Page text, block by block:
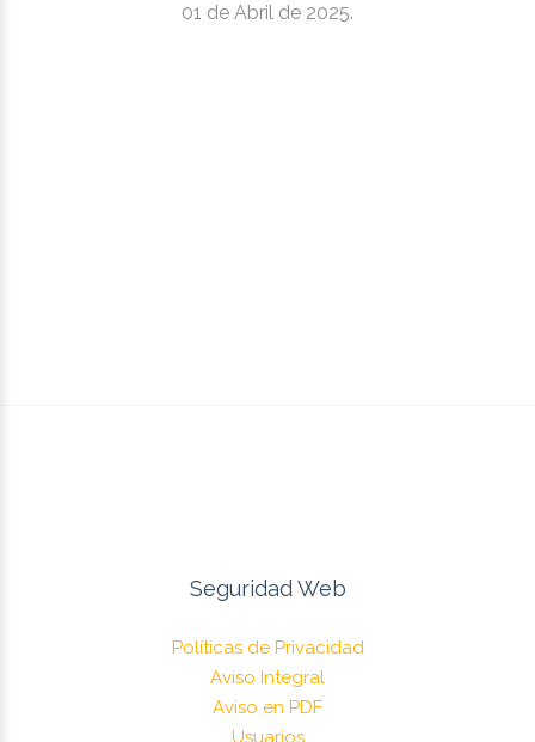
01 de Abril de 2025.
Seguridad Web
Políticas de Privacidad
Aviso Integral
Aviso en PDF